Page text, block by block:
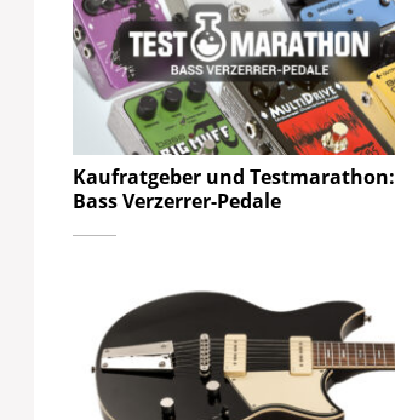
Kaufratgeber und Testmarathon:
Bass Verzerrer-Pedale